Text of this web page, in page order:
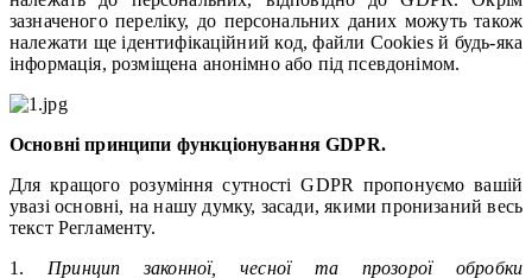
зазначеного переліку, до персональних даних можуть також
належати ще ідентифікаційний код, файли Cookies й будь-яка
інформація, розміщена анонімно або під псевдонімом.
Основні принципи функціонування GDPR.
Для кращого розуміння сутності GDPR пропонуємо вашій
увазі основні, на нашу думку, засади, якими пронизаний весь
текст Регламенту.
1. Принцип законної, чесної та прозорої обробки